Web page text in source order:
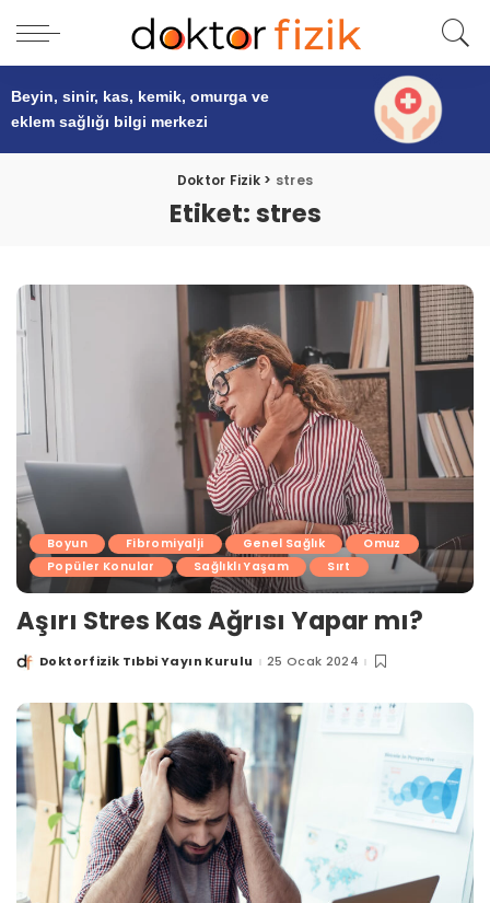
Beyin, sinir, kas, kemik, omurga ve
eklem sağlığı bilgi merkezi
Doktor Fizik > stres
Etiket:stres
Boyun Fibromiyalji Genel Sağlık
Omuz
Popüler Konular
Sağlıklı Yaşam Sırt
Aşırı Stres Kas Ağrısı Yapar mı?
PostedDoktorfizik Tıbbi Yayın Kurulu 25 Ocak 2024